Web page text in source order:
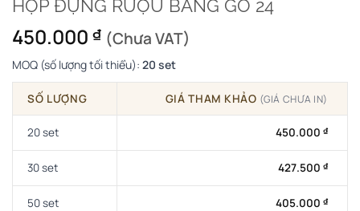
HỘP ĐỰNG RƯỢU BẰNG GỖ 24
450.000 ₫ (Chưa VAT)
MOQ (số lượng tối thiểu): 20 set
SỐ LƯỢNG GIÁ THAM KHẢO (GIÁ CHƯA IN)
20 set 450.000 ₫
30 set 427.500 ₫
50 set 405.000 ₫